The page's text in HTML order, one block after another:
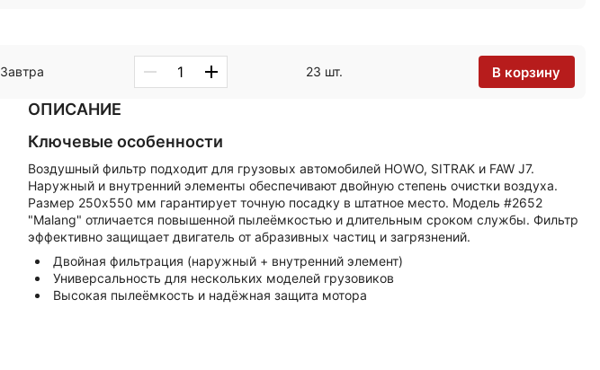
Завтра 23 шт. В корзину
ОПИСАНИЕ
Ключевые особенности
Воздушный фильтр подходит для грузовых автомобилей HOWO, SITRAK и FAW J7.
Наружный и внутренний элементы обеспечивают двойную степень очистки воздуха.
Размер 250х550 мм гарантирует точную посадку в штатное место. Модель #2652
"Malang" отличается повышенной пылеёмкостью и длительным сроком службы. Фильтр
эффективно защищает двигатель от абразивных частиц и загрязнений.
Двойная фильтрация (наружный + внутренний элемент)
Универсальность для нескольких моделей грузовиков
Высокая пылеёмкость и надёжная защита мотора